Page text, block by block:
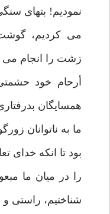
نمودیم! بتهای
می کردیم،
زشت را انجام می
أرحام خود
همسایگان
ما به ناتوانان
بود تا انکه خدای
را در میان ما
شناختیم، راستی و